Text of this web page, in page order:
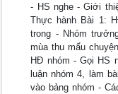
- HS nghe - Giới
Thực hành Bài 1:
trong - Nhóm
mùa thu mẩu
HĐ nhóm - Gọi HS
luận nhóm 4, làm
vào bảng nhóm -